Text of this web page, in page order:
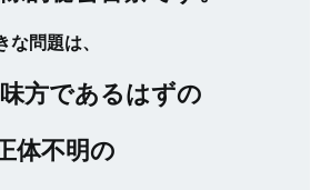
問題は、
方であるはずの
体不明の